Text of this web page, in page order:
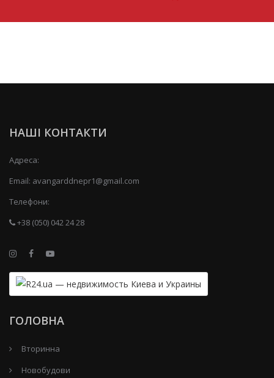
НАШІ КОНТАКТИ
Адреса:
Email: avangarddnepr1@gmail.com
Телефони:
+38 (050) 042 24 28
ГОЛОВНА
Вторинна
Новобудови